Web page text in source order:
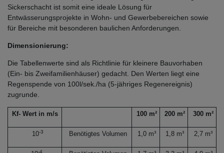
Sickerschacht ist somit eine ideale Lösung für
Entwässerungsprojekte in Wohn- und Gewerbebereichen sowie
für Bereiche mit besonderen baulichen Anforderungen.
Dimensionierung:
Die Tabellenwerte sind als Richtlinie für kleinere Bauvorhaben
(Ein- bis Zweifamilienhäuser) gedacht. Den Werten liegt eine
Regenspende von 100l/sek./ha (5-jähriges Regenereignis)
zugrunde.
Kf- Wert in m/s 100 m² 200 m² 300 m²
10-3 Benötigtes Volumen 1,0 m³ 1,8 m³ 2,7 m³
-4